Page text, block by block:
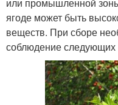
ягоде может быть
веществ. При сборе
соблюдение следующих